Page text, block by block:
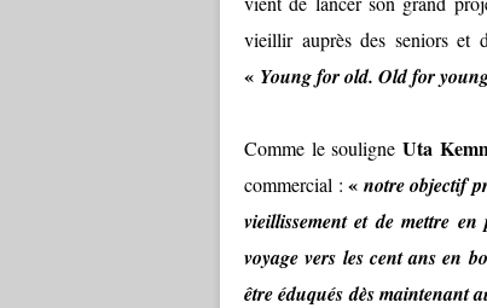
vieillir auprès des seniors et
« Young for old. Old for
Comme le souligneUta
commercial :« notre objectif
vieillissement et de mettre
voyage vers les cent ans en
être éduqués dès maintenant